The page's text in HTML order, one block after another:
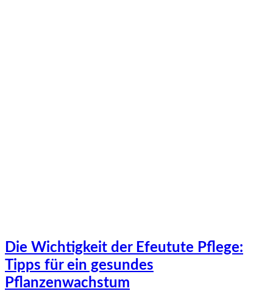
Die Wichtigkeit der Efeutute Pflege:
Tipps für ein gesundes
Pflanzenwachstum